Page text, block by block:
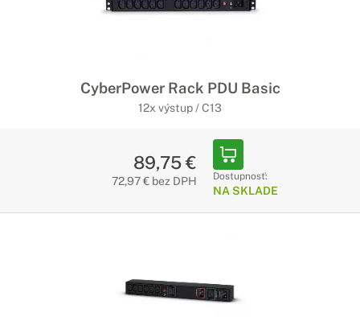
CyberPower Rack PDU Basic
12x výstup / C13
89,75 €
72,97 € bez DPH Dostupnosť:
NA SKLADE